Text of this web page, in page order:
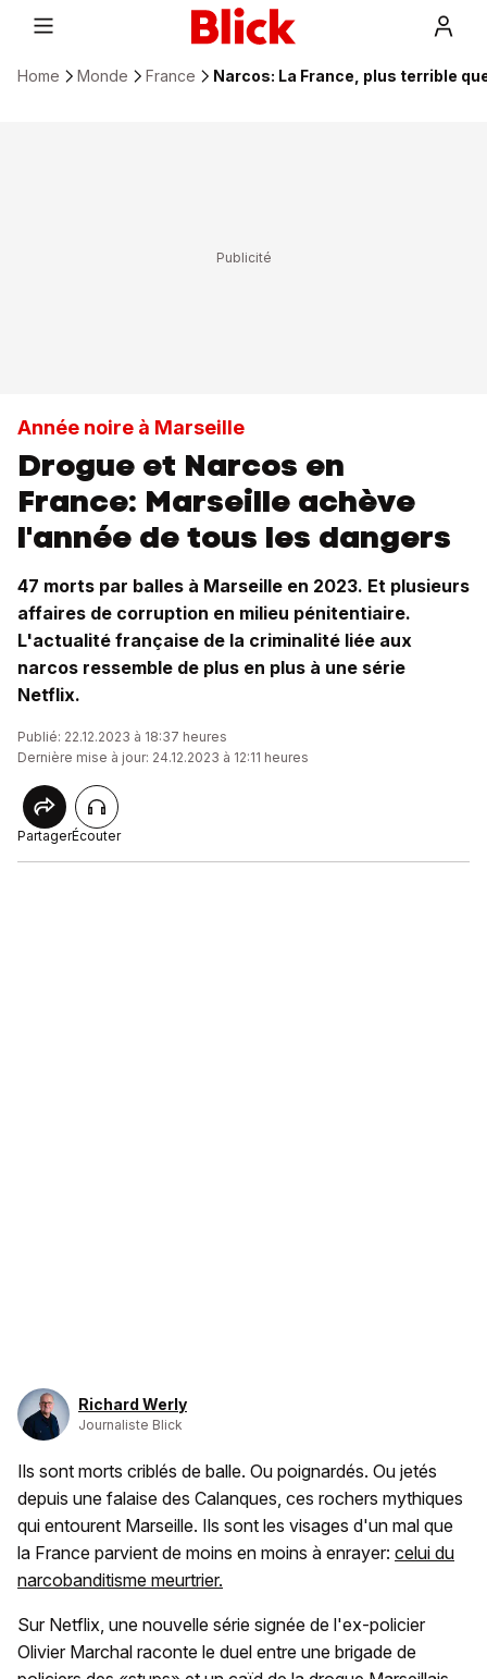
Home Monde France Narcos: La France, plus terrible
Année noire à Marseille
Drogue et Narcos en
France: Marseille achève
l'année de tous les dangers
47 morts par balles à Marseille en 2023. Et plusieurs
affaires de corruption en milieu pénitentiaire.
L'actualité française de la criminalité liée aux
narcos ressemble de plus en plus à une série
Netflix.
Publié: 22.12.2023 à 18:37 heures
Dernière mise à jour: 24.12.2023 à 12:11 heures
PartagerÉcouter
Richard Werly
Journaliste Blick
Ils sont morts criblés de balle. Ou poignardés. Ou jetés
depuis une falaise des Calanques, ces rochers mythiques
qui entourent Marseille. Ils sont les visages d'un mal que
la France parvient de moins en moins à enrayer: celui du
narcobanditisme meurtrier.
Sur Netflix, une nouvelle série signée de l'ex-policier
Olivier Marchal raconte le duel entre une brigade de